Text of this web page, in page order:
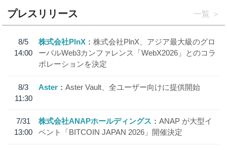
プレスリリース 一覧
8/5
14:00
株式会社PlnX
株式会社PlnX、アジア最大級のグロ
ーバルWeb3カンファレンス「WebX2026」とのコラ
ボレーションを決定
8/3
11:30
Aster Aster Vault、全ユーザー向けに提供開始
7/31
13:00
株式会社ANAPホールディングス
ANAP が大型イ
ベント「BITCOIN JAPAN 2026」開催決定